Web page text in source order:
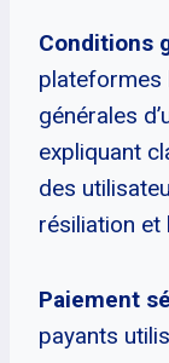
Conditions
plateformes
générales
expliquant
des
résiliation et
Paiement
payants